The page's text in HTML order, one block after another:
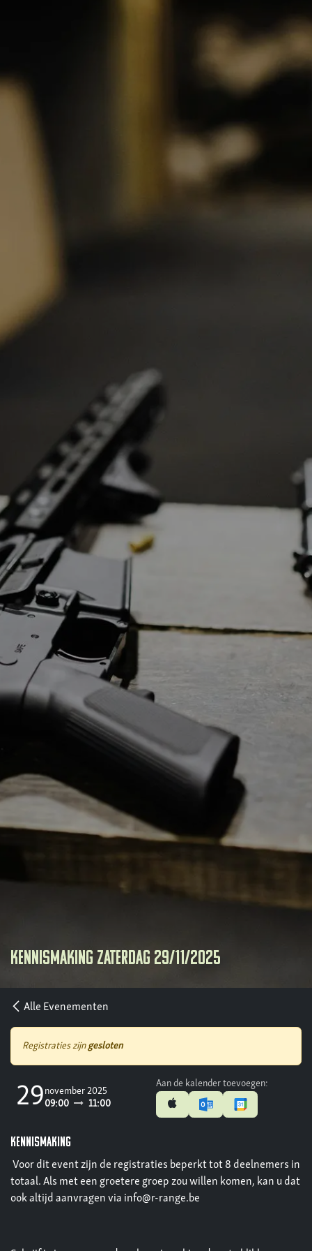
Kennismaking zaterdag 29/11/2025
Alle Evenementen
Registraties zijngesloten
29 november 2025
09:00
11:00
Aan de kalender toevoegen:
KENNISMAKING
Voor dit event zijn de registraties beperkt tot 8 deelnemers in
totaal. Als met een groetere groep zou willen komen, kan u dat
ook altijd aanvragen via info@r-range.be